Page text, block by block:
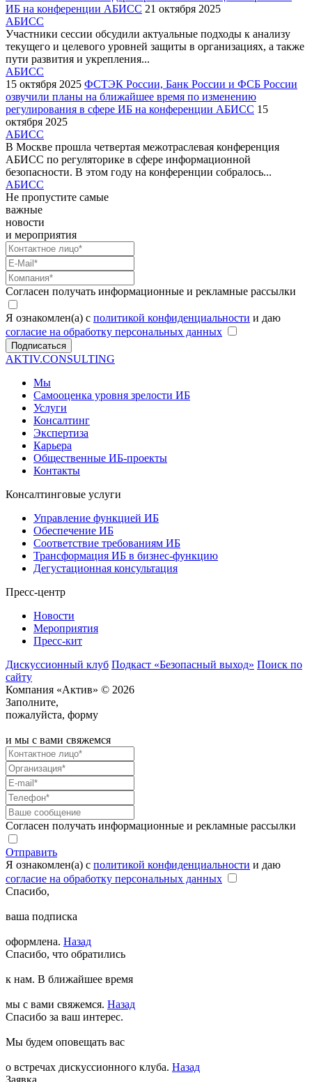
ИБ на конференции АБИСС 21 октября 2025
АБИСС
Участники сессии обсудили актуальные подходы к анализу
текущего и целевого уровней защиты в организациях, а также
пути развития и укрепления...
АБИСС
15 октября 2025 ФСТЭК России, Банк России и ФСБ России
озвучили планы на ближайшее время по изменению
регулирования в сфере ИБ на конференции АБИСС 15
октября 2025
АБИСС
В Москве прошла четвертая межотраслевая конференция
АБИСС по регуляторике в сфере информационной
безопасности. В этом году на конференции собралось...
АБИСС
Не пропустите самые
важные
новости
и мероприятия
Согласен получать информационные и рекламные рассылки
Я ознакомлен(а) с политикой конфиденциальности и даю
согласие на обработку персональных данных
Подписаться
AKTIV.CONSULTING
Мы
Самооценка уровня зрелости ИБ
Услуги
Консалтинг
Экспертиза
Карьера
Общественные ИБ-проекты
Контакты
Консалтинговые услуги
Управление функцией ИБ
Обеспечение ИБ
Соответствие требованиям ИБ
Трансформация ИБ в бизнес-функцию
Дегустационная консультация
Пресс-центр
Новости
Мероприятия
Пресс-кит
Дискуссионный клуб Подкаст «Безопасный выход» Поиск по
сайту
Компания «Актив» © 2026
Заполните,
пожалуйста, форму
и мы с вами свяжемся
Согласен получать информационные и рекламные рассылки
Отправить
Я ознакомлен(а) с политикой конфиденциальности и даю
согласие на обработку персональных данных
Спасибо,
ваша подписка
оформлена. Назад
Спасибо, что обратились
к нам. В ближайшее время
мы с вами свяжемся. Назад
Спасибо за ваш интерес.
Мы будем оповещать вас
о встречах дискуссионного клуба. Назад